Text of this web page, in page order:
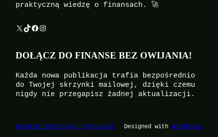
praktyczną wiedzę o finansach. 🚀
X TikTok Facebook Instagram
DOŁĄCZ DO FINANSE BEZ OWIJANIA!
Każda nowa publikacja trafia bezpośrednio
do Twojej skrzynki mailowej, dzięki czemu
nigdy nie przegapisz żadnej aktualizacji.
RegulaminPolityka prywatności Designed with WordPress